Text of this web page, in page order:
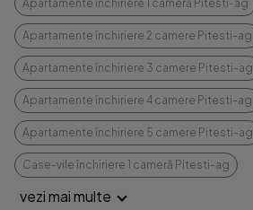
Apartamente închiriere 1 cameră Pitesti-ag
Apartamente închiriere 2 camere Pitesti-ag
Apartamente închiriere 3 camere Pitesti-ag
Apartamente închiriere 4 camere Pitesti-ag
Apartamente închiriere 5 camere Pitesti-ag
Case-vile închiriere 1 cameră Pitesti-ag
vezi mai multe